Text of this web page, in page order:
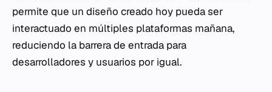
permite que un diseño creado hoy pueda ser
interactuado en múltiples plataformas mañana,
reduciendo la barrera de entrada para
desarrolladores y usuarios por igual.